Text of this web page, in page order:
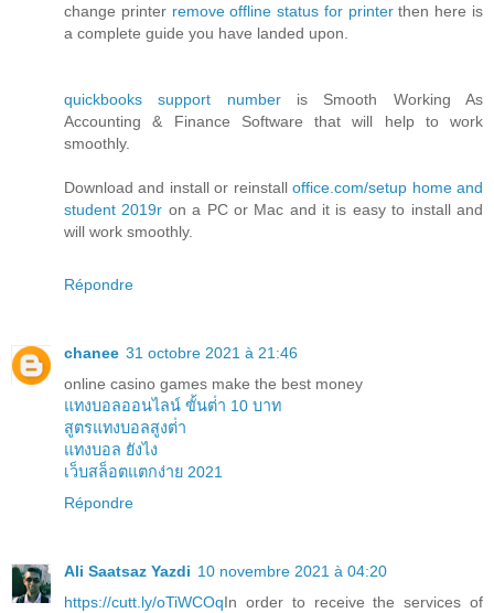
change printer remove offline status for printerthen here is
a complete guide you have landed upon.
quickbooks support numberis Smooth Working As
Accounting & Finance Software that will help to work
smoothly.
Download and install or reinstalloffice.com/setup home and
student 2019r on a PC or Mac and it is easy to install and
will work smoothly.
Répondre
chanee 31 octobre 2021 à 21:46
online casino games make the best money
แทงบอลออนไลน์ ขั้นต่ํา 10 บาท
สูตรแทงบอลสูงต่ํา
แทงบอล ยังไง
เว็บสล็อตแตกง่าย 2021
Répondre
Ali Saatsaz Yazdi 10 novembre 2021 à 04:20
https://cutt.ly/oTiWCOqIn order to receive the services of